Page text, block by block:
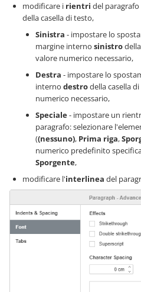
modificare i rientri del
della casella di testo,
Sinistra - impostare lo
margine interno sinistro
valore numerico necessario,
Destra - impostare lo
interno destrodella casella
numerico necessario,
Speciale- impostare un
paragrafo: selezionare
((nessuno), Prima riga,
numerico predefinito
Sporgente,
modificare l'interlinea del